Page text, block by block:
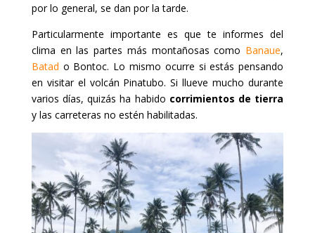
por lo general, se dan por la tarde.
Particularmente importante es que te informes del
clima en las partes más montañosas como Banaue,
Batad o Bontoc. Lo mismo ocurre si estás pensando
en visitar el volcán Pinatubo. Si llueve mucho durante
varios días, quizás ha habido corrimientos de tierra
y las carreteras no estén habilitadas.